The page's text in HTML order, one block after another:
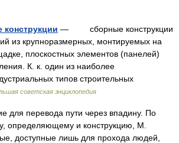
конструкции — сборные конструкции
из крупноразмерных, монтируемых на
плоскостных элементов (панелей)
К. к. один из наиболее
типов строительных
советская энциклопедия
для перевода пути через впадину. По
определяющему и конструкцию, М.
доступные лишь для прохода людей,